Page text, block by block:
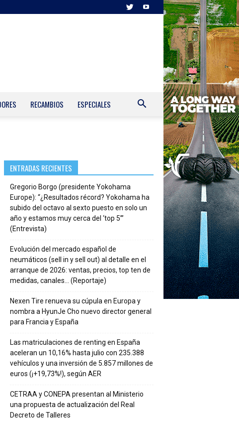
RECAMBIOS ESPECIALES
ENTRADAS RECIENTES
Gregorio Borgo (presidente Yokohama
Europe): “¿Resultados récord? Yokohama ha
subido del octavo al sexto puesto en solo un
año y estamos muy cerca del ‘top 5’”
(Entrevista)
Evolución del mercado español de
neumáticos (sell in y sell out) al detalle en el
arranque de 2026: ventas, precios, top ten de
medidas, canales… (Reportaje)
Nexen Tire renueva su cúpula en Europa y
nombra a HyunJe Cho nuevo director general
para Francia y España
Las matriculaciones de renting en España
aceleran un 10,16% hasta julio con 235.388
vehículos y una inversión de 5.857 millones de
euros (¡+19,73%!), según AER
CETRAA y CONEPA presentan al Ministerio
una propuesta de actualización del Real
Decreto de Talleres